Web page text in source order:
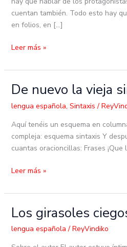
cuentan también. Todo esto hay
en folios, en […]
Leer más »
De nuevo la vieja
lengua española, Sintaxis /
Aquí tenéis un esquema en
compleja: esquema sintaxis Y
cuantas oracioncillas: Frases ¡Que
De
la
vieja
sintaxis
Leer más »
Los girasoles
lengua española / ReyVindiko
Los
girasoles
ciegos